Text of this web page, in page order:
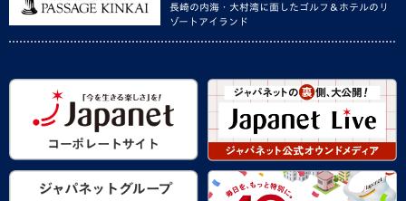
長崎の内海・大村湾に面したゴルフ＆ホテルのリ
ゾートアイランド